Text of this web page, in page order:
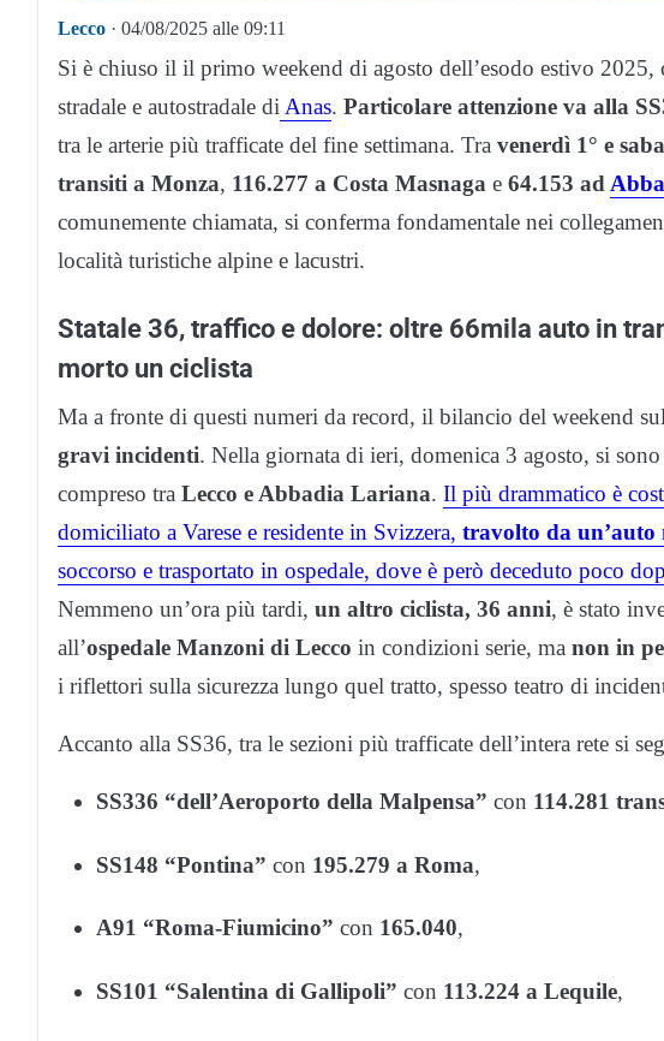
Lecco · 04/08/2025 alle 09:11
Si è chiuso il il primo weekend di agosto dell’esodo estivo
stradale e autostradale di Anas. Particolare attenzione va alla
tra le arterie più trafficate del fine settimana. Tra venerdì 1° e
transiti a Monza, 116.277 a Costa Masnaga e 64.153 ad
comunemente chiamata, si conferma fondamentale nei
località turistiche alpine e lacustri.
Statale 36, traffico e dolore: oltre 66mila auto in
morto un ciclista
Ma a fronte di questi numeri da record, il bilancio del weekend
gravi incidenti. Nella giornata di ieri, domenica 3 agosto, si
compreso tra Lecco e Abbadia Lariana. Il più drammatico è
domiciliato a Varese e residente in Svizzera, travolto da un’auto
soccorso e trasportato in ospedale, dove è però deceduto poco
Nemmeno un’ora più tardi, un altro ciclista, 36 anni, è stato
all’ospedale Manzoni di Lecco in condizioni serie, ma non in
i riflettori sulla sicurezza lungo quel tratto, spesso teatro di
Accanto alla SS36, tra le sezioni più trafficate dell’intera rete si
SS336 “dell’Aeroporto della Malpensa” con 114.281
SS148 “Pontina” con 195.279 a Roma,
A91 “Roma-Fiumicino” con 165.040,
SS101 “Salentina di Gallipoli” con 113.224 a Lequile,